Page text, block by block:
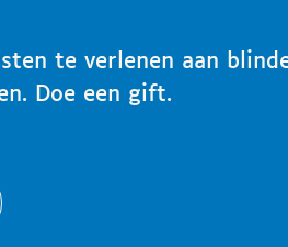
te verlenen aan
Doe een gift.